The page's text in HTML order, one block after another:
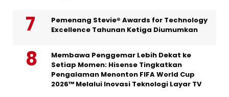
Pemenang Stevie® Awards for Technology
Excellence Tahunan Ketiga Diumumkan
Membawa Penggemar Lebih Dekat ke
Setiap Momen: Hisense Tingkatkan
Pengalaman Menonton FIFA World Cup
2026™ Melalui Inovasi Teknologi Layar TV